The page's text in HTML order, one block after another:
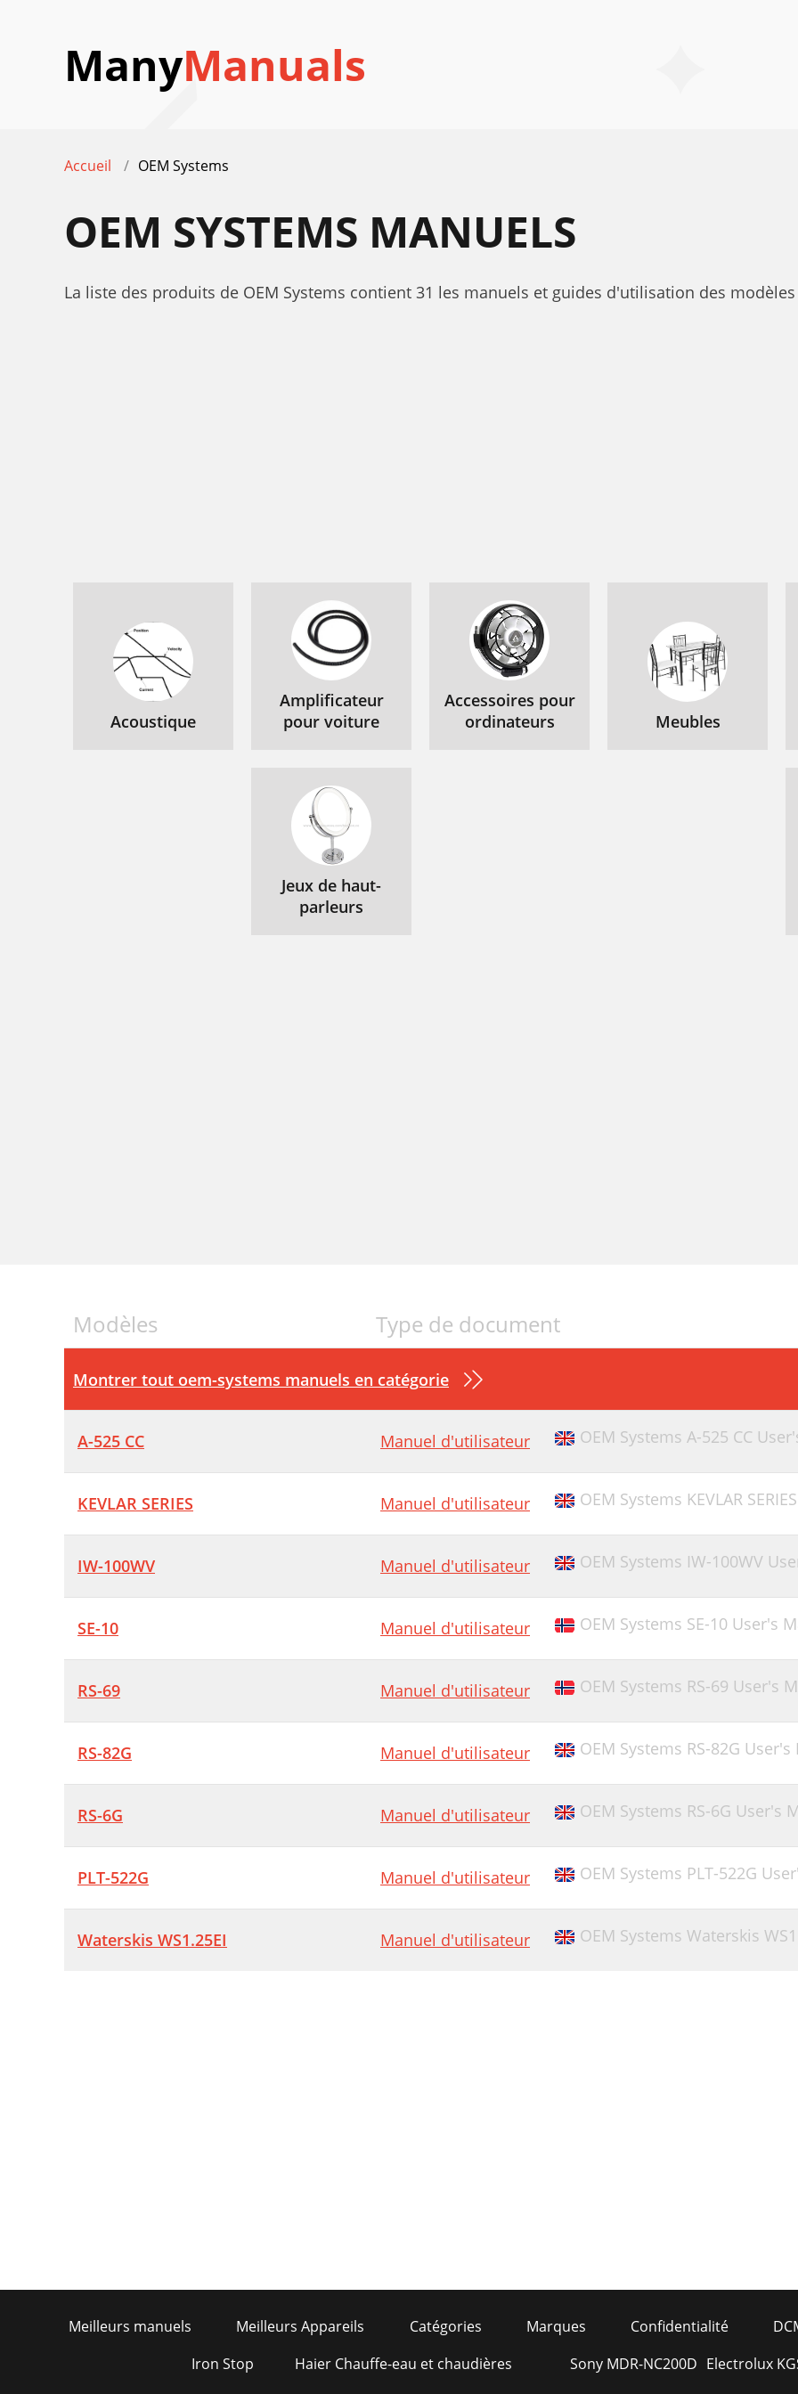
ManyManuals
Accueil OEM Systems
OEM SYSTEMS MANUELS
La liste des produits de OEM Systems contient 31 les manuels et guides d'utilisation des
Acoustique
Amplificateur
pour voiture
Accessoires pour
ordinateurs
Meubles
Jeux de haut-
parleurs
Modèles Type de document
Montrer tout oem-systems manuels en catégorie
A-525 CC Manuel d'utilisateur OEM Systems A-525 CC
KEVLAR SERIES Manuel d'utilisateur OEM Systems KEVLAR
IW-100WV Manuel d'utilisateur OEM Systems IW-100WV
SE-10 Manuel d'utilisateur OEM Systems SE-10 User's
RS-69 Manuel d'utilisateur OEM Systems RS-69 User's
RS-82G Manuel d'utilisateur OEM Systems RS-82G
RS-6G Manuel d'utilisateur OEM Systems RS-6G User's
PLT-522G Manuel d'utilisateur OEM Systems PLT-522G
Waterskis WS1.25EI Manuel d'utilisateur OEM Systems Waterskis
Meilleurs manuels Meilleurs Appareils Catégories Marques Confidentialité
Iron Stop
Haier Chauffe-eau et chaudières
Sony MDR-NC200D Electrolux